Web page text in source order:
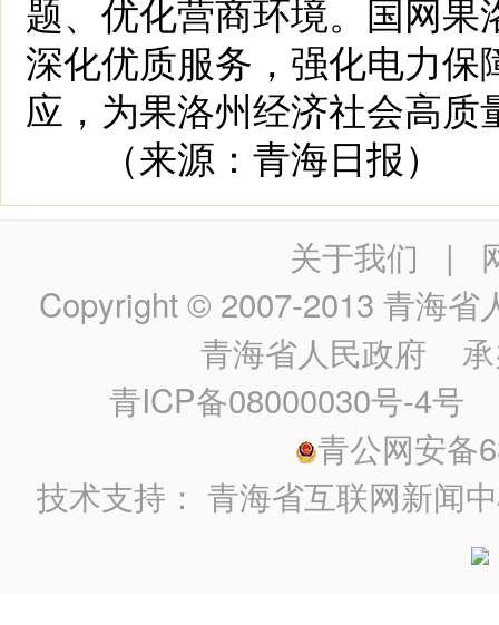
题、优化营商环境。国网
深化优质服务，强化电力
应，为果洛州经济社会高
（来源：青海日报）
关于我们 |
Copyright © 2007-2013 青海省
青海省人民政府 承
青ICP备08000030号-4号
青公网安备
技术支持：青海省互联网新闻